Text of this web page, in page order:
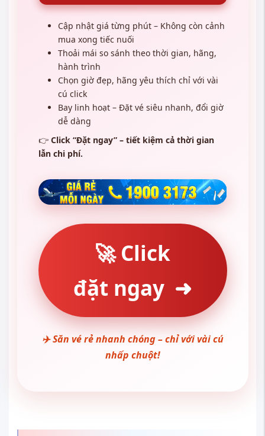
Cập nhật giá từng phút – Không còn cảnh
mua xong tiếc nuối
Thoải mái so sánh theo thời gian, hãng,
hành trình
Chọn giờ đẹp, hãng yêu thích chỉ với vài
cú click
Bay linh hoạt – Đặt vé siêu nhanh, đổi giờ
dễ dàng
👉 Click “Đặt ngay” – tiết kiệm cả thời gian
lẫn chi phí.
🚀 Click
đặt ngay ➜
✈️ Săn vé rẻ nhanh chóng – chỉ với vài cú
nhấp chuột!